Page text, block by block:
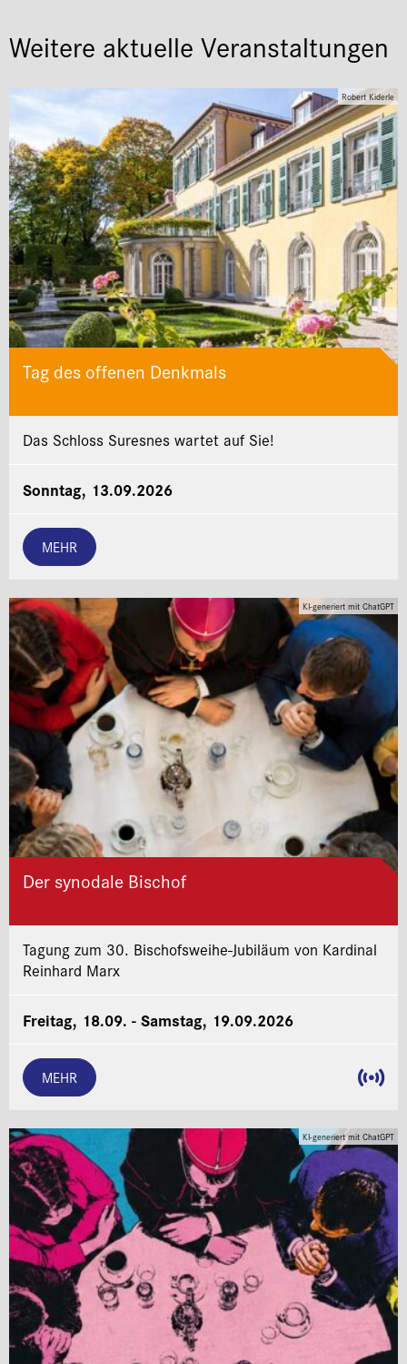
Weitere aktuelle Veranstaltungen
Robert Kiderle
Tag des offenen Denkmals
Das Schloss Suresnes wartet auf Sie!
Sonntag, 13.09.2026
MEHR
KI-generiert mit ChatGPT
Der synodale Bischof
Tagung zum 30. Bischofsweihe-Jubiläum von Kardinal
Reinhard Marx
Freitag, 18.09. - Samstag, 19.09.2026
MEHR
KI-generiert mit ChatGPT